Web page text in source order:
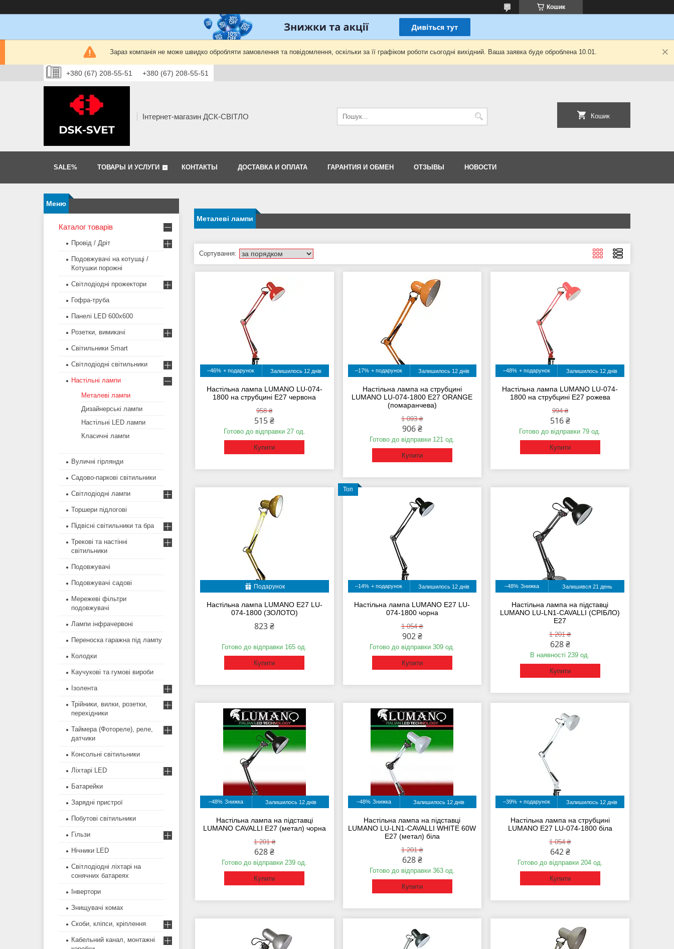
Кошик
Зараз компанія не може швидко обробляти замовлення та повідомлення, оскільки за її графіком роботи сьогодні вихідний. Ваша заявка буде оброблена 10.01.
+380 (67) 208-55-51 +380 (67) 208-55-51
Інтернет-магазин ДСК-СВІТЛО Кошик
SALE% ТОВАРЫ И УСЛУГИ КОНТАКТЫ ДОСТАВКА И ОПЛАТА ГАРАНТИЯ И ОБМЕН ОТЗЫВЫ НОВОСТИ
Металеві лампи
–46% Залишилось 12 днів
Настільна лампа LUMANO LU-074-
1800 на струбцині E27 червона
958 ₴
515 ₴
Готово до відправки 27 од.
Купити
–17% Залишилось 12 днів
Настільна лампа на струбцині
LUMANO LU-074-1800 E27 ORANGE
(помаранчева)
1 093 ₴
906 ₴
Готово до відправки 121 од.
Купити
–48% Залишилось 12 днів
Настільна лампа LUMANO LU-074-
1800 на струбцині E27 рожева
994 ₴
516 ₴
Готово до відправки 79 од.
Купити
Подарунок
Настільна лампа LUMANO E27 LU-
074-1800 (ЗОЛОТО)
823 ₴
Готово до відправки 165 од.
Купити
Топ
–14% Залишилось 12 днів
Настільна лампа LUMANO E27 LU-
074-1800 чорна
1 054 ₴
902 ₴
Готово до відправки 309 од.
Купити
–48% Залишився 21 день
Настільна лампа на підставці
LUMANO LU-LN1-CAVALLI (СРІБЛО)
E27
1 201 ₴
628 ₴
В наявності 239 од.
Купити
–48% Залишилось 12 днів
Настільна лампа на підставці
LUMANO CAVALLI E27 (метал) чорна
1 201 ₴
628 ₴
Готово до відправки 239 од.
Купити
–48% Залишилось 12 днів
Настільна лампа на підставці
LUMANO LU-LN1-CAVALLI WHITE 60W
E27 (метал) біла
1 201 ₴
628 ₴
Готово до відправки 363 од.
Купити
–39% Залишилось 12 днів
Настільна лампа на струбцині
LUMANO E27 LU-074-1800 біла
1 054 ₴
642 ₴
Готово до відправки 204 од.
Купити
Каталог товарів
Провід / Дріт
Подовжувачі на котушці /
Котушки порожні
Світлодіодні прожектори
Гофра-труба
Панелі LED 600х600
Розетки, вимикачі
Світильники Smart
Світлодіодні світильники
Настільні лампи
Металеві лампи
Дизайнерські лампи
Настільні LED лампи
Класичні лампи
Вуличні гірлянди
Садово-паркові світильники
Світлодіодні лампи
Торшери підлогові
Підвісні світильники та бра
Трекові та настінні
світильники
Подовжувачі
Подовжувачі садові
Мережеві фільтри
подовжувачі
Лампи інфрачервоні
Переноска гаражна під лампу
Колодки
Каучукові та гумові вироби
Ізолента
Трійники, вилки, розетки,
перехідники
Таймера (Фотореле), реле,
датчики
Консольні світильники
Ліхтарі LED
Батарейки
Зарядні пристрої
Побутові світильники
Гільзи
Нічники LED
Світлодіодні ліхтарі на
сонячних батареях
Інвертори
Знищувачі комах
Скоби, кліпси, кріплення
Кабельний канал, монтажні